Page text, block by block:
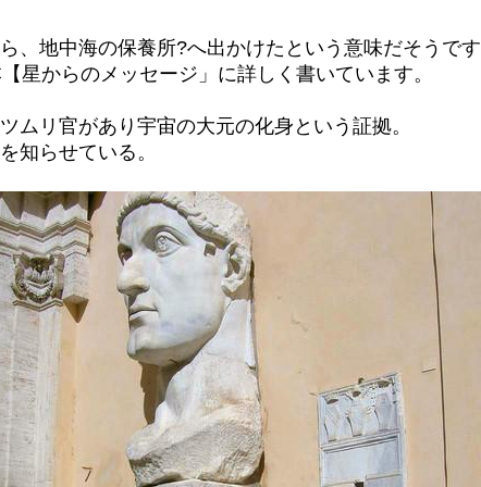
、地中海の保養所?へ出かけたという意味だそうで
星からのメッセージ」に詳しく書いています。
ムリ官があり宇宙の大元の化身という証拠。
知らせている。